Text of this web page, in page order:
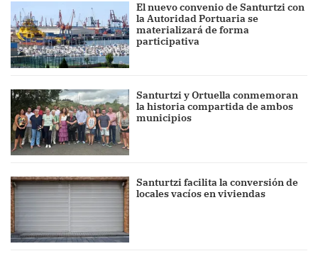
El nuevo convenio de Santurtzi con
la Autoridad Portuaria se
materializará de forma
participativa
Santurtzi y Ortuella conmemoran
la historia compartida de ambos
municipios
Santurtzi facilita la conversión de
locales vacíos en viviendas